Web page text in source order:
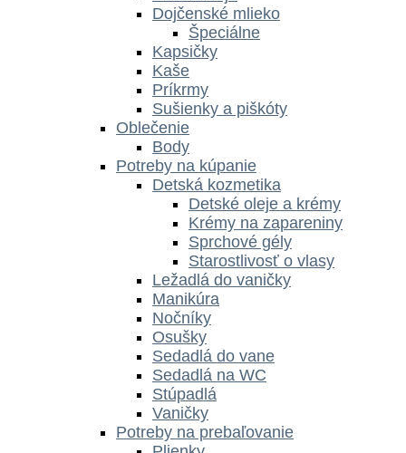
Dojčenské mlieko
Špeciálne
Kapsičky
Kaše
Príkrmy
Sušienky a piškóty
Oblečenie
Body
Potreby na kúpanie
Detská kozmetika
Detské oleje a krémy
Krémy na zapareniny
Sprchové gély
Starostlivosť o vlasy
Ležadlá do vaničky
Manikúra
Nočníky
Osušky
Sedadlá do vane
Sedadlá na WC
Stúpadlá
Vaničky
Potreby na prebaľovanie